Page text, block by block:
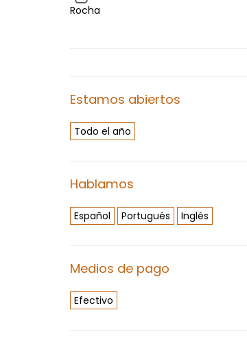
Rocha
Estamos abiertos
Todo el año
Hablamos
Español Portugués Inglés
Medios de pago
Efectivo